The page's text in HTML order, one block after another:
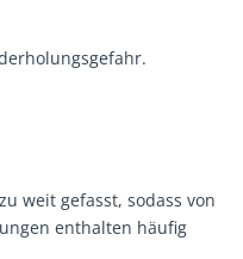
weit gefasst, sodass von
enthalten häufig